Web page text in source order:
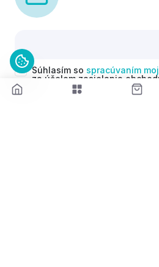
Súhlasím so spracúvaním
za účelom zasielania
(newsletterov) v súlade s čl.
Nariadenia GDPR. Svoj